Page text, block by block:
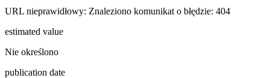
URL nieprawidłowy: Znaleziono komunikat o błędzie: 404
estimated value
Nie określono
publication date